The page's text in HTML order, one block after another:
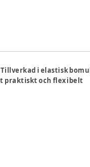
i elastisk
praktiskt och flexibelt